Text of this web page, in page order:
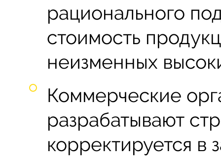
рационального
стоимость
неизменных
Коммерческие
разрабатывают
корректируется в